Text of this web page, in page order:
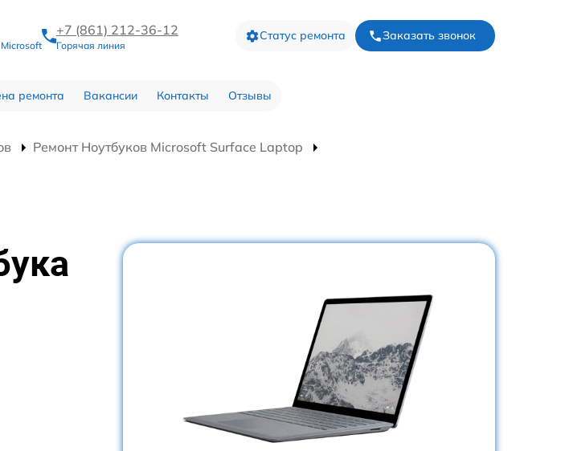
+7 (861) 212-36-12
Горячая линия
Статус ремонта Заказать звонок
ремонта Вакансии Контакты Отзывы
Ремонт Ноутбуков Microsoft Surface Laptop